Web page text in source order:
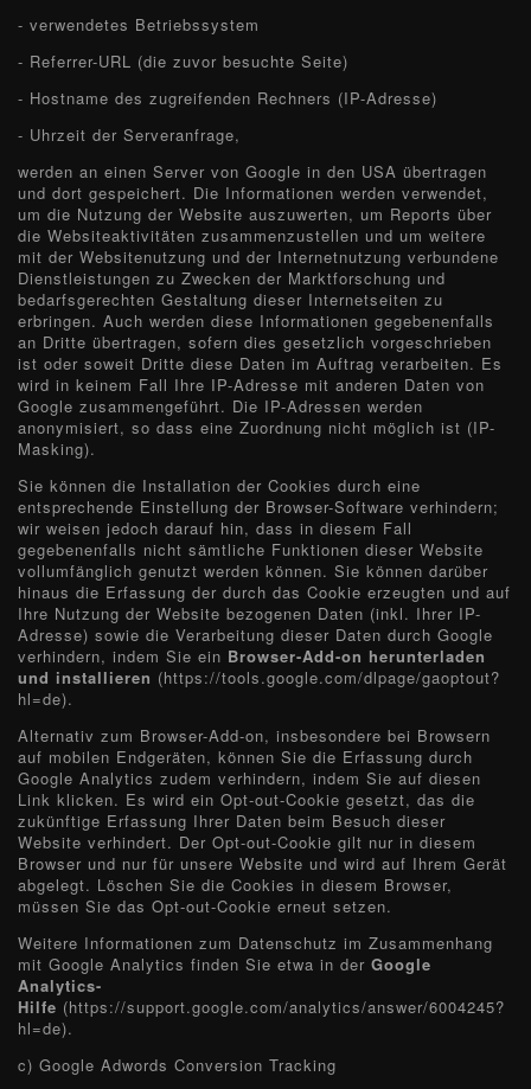
- verwendetes Betriebssystem
- Referrer-URL (die zuvor besuchte Seite)
- Hostname des zugreifenden Rechners (IP-Adresse)
- Uhrzeit der Serveranfrage,
werden an einen Server von Google in den USA übertragen
und dort gespeichert. Die Informationen werden verwendet,
um die Nutzung der Website auszuwerten, um Reports über
die Websiteaktivitäten zusammenzustellen und um weitere
mit der Websitenutzung und der Internetnutzung verbundene
Dienstleistungen zu Zwecken der Marktforschung und
bedarfsgerechten Gestaltung dieser Internetseiten zu
erbringen. Auch werden diese Informationen gegebenenfalls
an Dritte übertragen, sofern dies gesetzlich vorgeschrieben
ist oder soweit Dritte diese Daten im Auftrag verarbeiten. Es
wird in keinem Fall Ihre IP-Adresse mit anderen Daten von
Google zusammengeführt. Die IP-Adressen werden
anonymisiert, so dass eine Zuordnung nicht möglich ist (IP-
Masking).
Sie können die Installation der Cookies durch eine
entsprechende Einstellung der Browser-Software verhindern;
wir weisen jedoch darauf hin, dass in diesem Fall
gegebenenfalls nicht sämtliche Funktionen dieser Website
vollumfänglich genutzt werden können. Sie können darüber
hinaus die Erfassung der durch das Cookie erzeugten und auf
Ihre Nutzung der Website bezogenen Daten (inkl. Ihrer IP-
Adresse) sowie die Verarbeitung dieser Daten durch Google
verhindern, indem Sie ein Browser-Add-on herunterladen
und installieren (https://tools.google.com/dlpage/gaoptout?
hl=de).
Alternativ zum Browser-Add-on, insbesondere bei Browsern
auf mobilen Endgeräten, können Sie die Erfassung durch
Google Analytics zudem verhindern, indem Sie auf diesen
Link klicken. Es wird ein Opt-out-Cookie gesetzt, das die
zukünftige Erfassung Ihrer Daten beim Besuch dieser
Website verhindert. Der Opt-out-Cookie gilt nur in diesem
Browser und nur für unsere Website und wird auf Ihrem Gerät
abgelegt. Löschen Sie die Cookies in diesem Browser,
müssen Sie das Opt-out-Cookie erneut setzen.
Weitere Informationen zum Datenschutz im Zusammenhang
mit Google Analytics finden Sie etwa in der Google
Analytics-
Hilfe (https://support.google.com/analytics/answer/6004245?
hl=de).
c) Google Adwords Conversion Tracking